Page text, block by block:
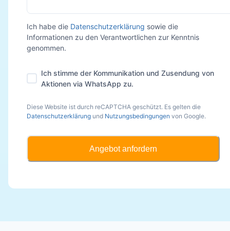
Ich habe die Datenschutzerklärung sowie die
Informationen zu den Verantwortlichen zur Kenntnis
genommen.
Ich stimme der Kommunikation und Zusendung von
Aktionen via WhatsApp zu.
Diese Website ist durch reCAPTCHA geschützt. Es gelten die
Datenschutzerklärung und Nutzungsbedingungen von Google.
Angebot anfordern